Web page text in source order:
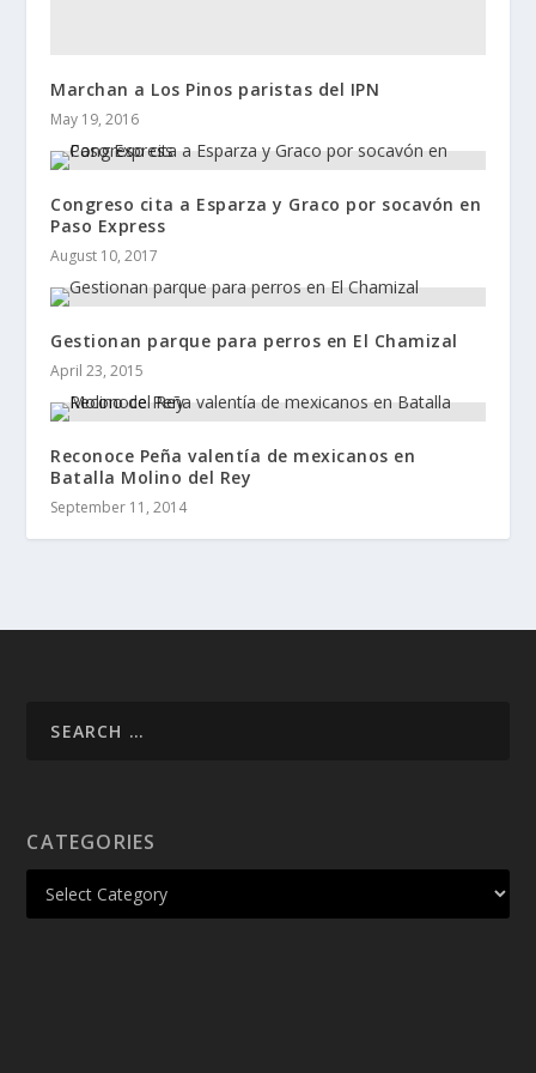
Marchan a Los Pinos paristas del IPN
May 19, 2016
Congreso cita a Esparza y Graco por socavón en
Paso Express
August 10, 2017
Gestionan parque para perros en El Chamizal
April 23, 2015
Reconoce Peña valentía de mexicanos en
Batalla Molino del Rey
September 11, 2014
CATEGORIES